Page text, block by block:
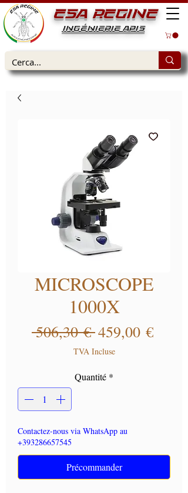
ESA REGINE
INGÉNIERIE APIS
MICROSCOPE
1000X
506,30 € Prix original
459,00 €Prix
TVA Incluse
Quantité *
Contactez-nous via WhatsApp au
+393286657545
Précommander